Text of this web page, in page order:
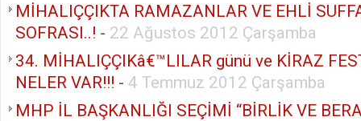
MİHALIÇÇIKTA RAMAZANLAR VE EHLİ
SOFRASI..! - 22 Ağustos 2012 Çarşamba
34. MİHALIÇÇIKâ€™LILAR günü ve KİRAZ
NELER VAR!!! - 4 Temmuz 2012 Çarşamba
MHP İL BAŞKANLIĞI SEÇİMİ “BİRLİK VE